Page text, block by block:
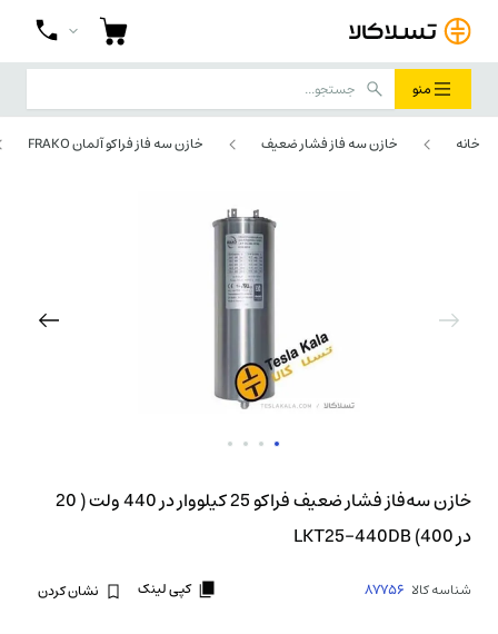
منو
خانه خازن سه فاز فشار ضعیف خازن سه فاز فراکو آلمان FRAKO
خازن سه‌فاز فشار ضعیف فراکو 25 کیلووار در 440 ولت ( 20
در 400) LKT25-440DB
شناسه کالا 87756 کپی لینک نشان کردن